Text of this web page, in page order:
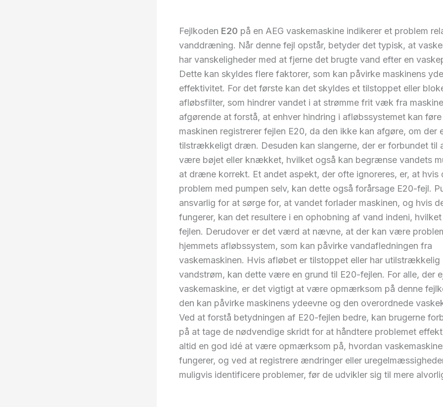
Fejlkoden E20 på en AEG vaskemaskine indikerer et problem
vanddræning. Når denne fejl opstår, betyder det typisk, at
har vanskeligheder med at fjerne det brugte vand efter en
Dette kan skyldes flere faktorer, som kan påvirke maskinens
effektivitet. For det første kan det skyldes et tilstoppet eller
afløbsfilter, som hindrer vandet i at strømme frit væk fra
afgørende at forstå, at enhver hindring i afløbssystemet kan
maskinen registrerer fejlen E20, da den ikke kan afgøre, om der
tilstrækkeligt dræn. Desuden kan slangerne, der er forbundet til
være bøjet eller knækket, hvilket også kan begrænse vandets
at dræne korrekt. Et andet aspekt, der ofte ignoreres, er, at hvis
problem med pumpen selv, kan dette også forårsage E20-fejl.
ansvarlig for at sørge for, at vandet forlader maskinen, og hvis
fungerer, kan det resultere i en ophobning af vand indeni,
fejlen. Derudover er det værd at nævne, at der kan være
hjemmets afløbssystem, som kan påvirke vandafledningen fra
vaskemaskinen. Hvis afløbet er tilstoppet eller har utilstrækkelig
vandstrøm, kan dette være en grund til E20-fejlen. For alle, der
vaskemaskine, er det vigtigt at være opmærksom på denne
den kan påvirke maskinens ydeevne og den overordnede
Ved at forstå betydningen af E20-fejlen bedre, kan brugerne
på at tage de nødvendige skridt for at håndtere problemet
altid en god idé at være opmærksom på, hvordan
fungerer, og ved at registrere ændringer eller
muligvis identificere problemer, før de udvikler sig til mere